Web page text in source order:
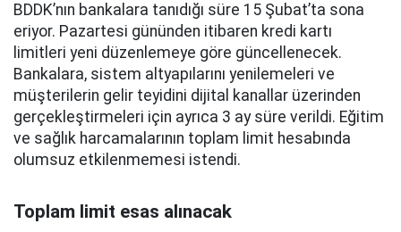
BDDK’nın bankalara tanıdığı süre 15 Şubat’ta sona
eriyor. Pazartesi gününden itibaren kredi kartı
limitleri yeni düzenlemeye göre güncellenecek.
Bankalara, sistem altyapılarını yenilemeleri ve
müşterilerin gelir teyidini dijital kanallar üzerinden
gerçekleştirmeleri için ayrıca 3 ay süre verildi. Eğitim
ve sağlık harcamalarının toplam limit hesabında
olumsuz etkilenmemesi istendi.
Toplam limit esas alınacak